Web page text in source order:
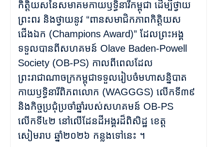
កិត្តិយសនៃសមាគមកាយឫទ្ធិនារីកម្ពុជា ដើម្បីថ្វាយ
ព្រះពរ និងថ្វាយនូវ “ពានសមាជិកភាពកិត្តិយស
ជើងឯក (Champions Award)” ដែលព្រះអង្គ
ទទួលបានពីសហគមន៍ Olave Baden-Powell
Society (OB-PS) កាលពីពេលដែល
ព្រះរាជាណាចក្រកម្ពុជាទទួលរៀបចំមហាសន្និបាត
កាយឫទ្ធិនារីពិភពលោក (WAGGGS) លើកទី៣៩
និងកិច្ចប្រជុំប្រចាំឆ្នាំរបស់សហគមន៍ OB-PS
លើកទី៤២ នៅលើដែនដីអង្គរដ៏ពិសិដ្ឋ ខេត្ត
សៀមរាប ឆ្នាំ២០២៦ កន្លងទៅនេះ ។